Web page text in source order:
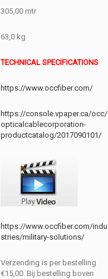
305,00 mtr
63,0 kg
TECHNICAL SPECIFICATIONS
https://www.occfiber.com/
https://console.vpaper.ca/occ/
opticalcablecorporation-
productcatalog/2017090101/
https://www.occfiber.com/indu
stries/military-solutions/
Verzending is per bestelling
€15,00. Bij bestelling boven